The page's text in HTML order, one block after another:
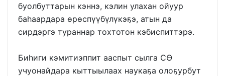
буолбуттарын кэннэ, кэлин улахан ойуур
баһаардара өрөспүүбүлүкэҕэ, атын да
сирдэргэ тураннар тохтотон кэбиспиттэрэ.
Биһиги кэмитиэппит ааспыт сылга СӨ
учуонайдара кыттыылаах наукаҕа олоҕурбут